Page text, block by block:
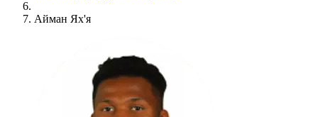
Айман Ях'я